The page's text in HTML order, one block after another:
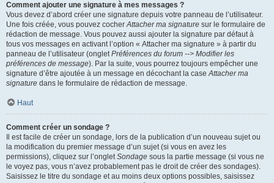
Comment ajouter une signature à mes messages ?
Vous devez d’abord créer une signature depuis votre panneau de l’utilisateur.
Une fois créée, vous pouvez cocherAttacher ma signature sur le formulaire de
rédaction de message. Vous pouvez aussi ajouter la signature par défaut à
tous vos messages en activant l’option « Attacher ma signature » à partir du
panneau de l’utilisateur (ongletPréférences du forum --> Modifier les
préférences de message). Par la suite, vous pourrez toujours empêcher une
signature d’être ajoutée à un message en décochant la caseAttacher ma
signature dans le formulaire de rédaction de message.
Haut
Comment créer un sondage ?
Il est facile de créer un sondage, lors de la publication d’un nouveau sujet ou
la modification du premier message d’un sujet (si vous en avez les
permissions), cliquez sur l’ongletSondage sous la partie message (si vous ne
le voyez pas, vous n’avez probablement pas le droit de créer des sondages).
Saisissez le titre du sondage et au moins deux options possibles, saisissez